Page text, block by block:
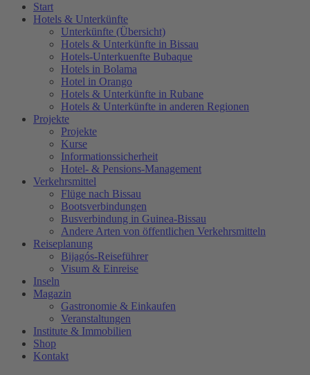
Start
Hotels & Unterkünfte
Unterkünfte (Übersicht)
Hotels & Unterkünfte in Bissau
Hotels-Unterkuenfte Bubaque
Hotels in Bolama
Hotel in Orango
Hotels & Unterkünfte in Rubane
Hotels & Unterkünfte in anderen Regionen
Projekte
Projekte
Kurse
Informationssicherheit
Hotel- & Pensions-Management
Verkehrsmittel
Flüge nach Bissau
Bootsverbindungen
Busverbindung in Guinea-Bissau
Andere Arten von öffentlichen Verkehrsmitteln
Reiseplanung
Bijagós-Reiseführer
Visum & Einreise
Inseln
Magazin
Gastronomie & Einkaufen
Veranstaltungen
Institute & Immobilien
Shop
Kontakt